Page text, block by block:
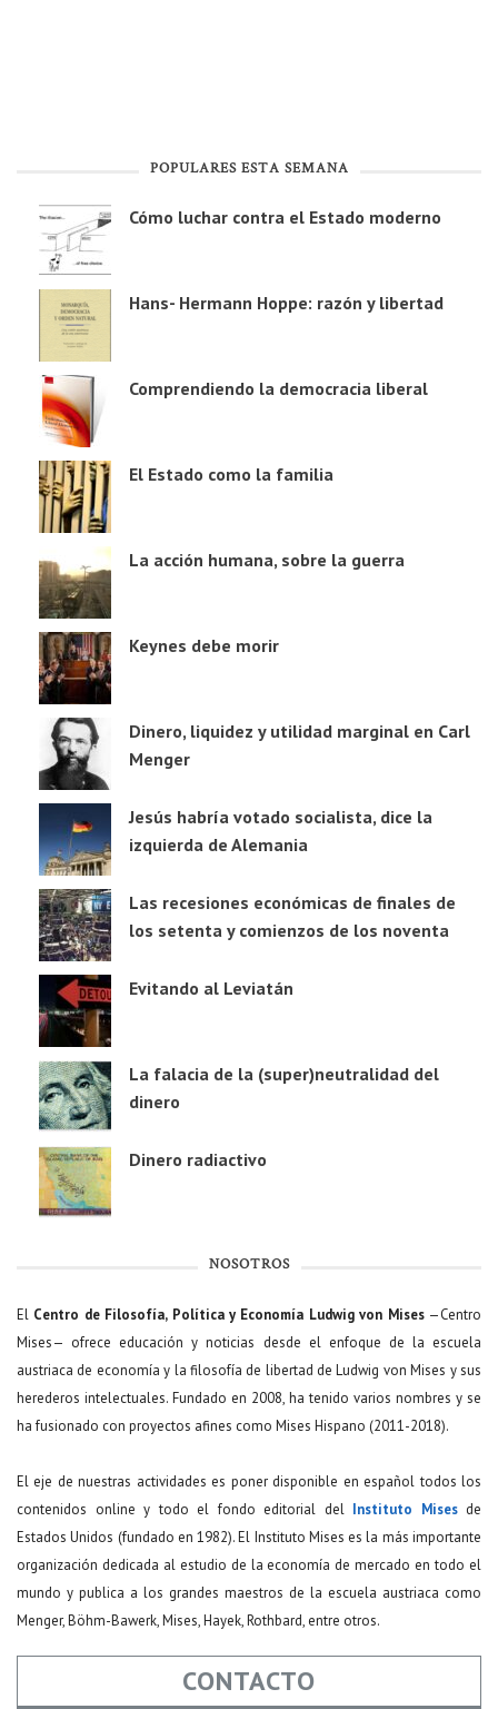
POPULARES ESTA SEMANA
Cómo luchar contra el Estado moderno
Hans- Hermann Hoppe: razón y libertad
Comprendiendo la democracia liberal
El Estado como la familia
La acción humana, sobre la guerra
Keynes debe morir
Dinero, liquidez y utilidad marginal en Carl
Menger
Jesús habría votado socialista, dice la
izquierda de Alemania
Las recesiones económicas de finales de
los setenta y comienzos de los noventa
Evitando al Leviatán
La falacia de la (super)neutralidad del
dinero
Dinero radiactivo
NOSOTROS
El Centro de Filosofía, Política y Economía Ludwig von Mises—Centro
Mises— ofrece educación y noticias desde el enfoque de la escuela
austriaca de economía y la filosofía de libertad de Ludwig von Mises y sus
herederos intelectuales. Fundado en 2008, ha tenido varios nombres y se
ha fusionado con proyectos afines como Mises Hispano (2011-2018).
El eje de nuestras actividades es poner disponible en español todos los
contenidos online y todo el fondo editorial del Instituto Misesde
Estados Unidos (fundado en 1982). El Instituto Mises es la más importante
organización dedicada al estudio de la economía de mercado en todo el
mundo y publica a los grandes maestros de la escuela austriaca como
Menger, Böhm-Bawerk, Mises, Hayek, Rothbard, entre otros.
CONTACTO